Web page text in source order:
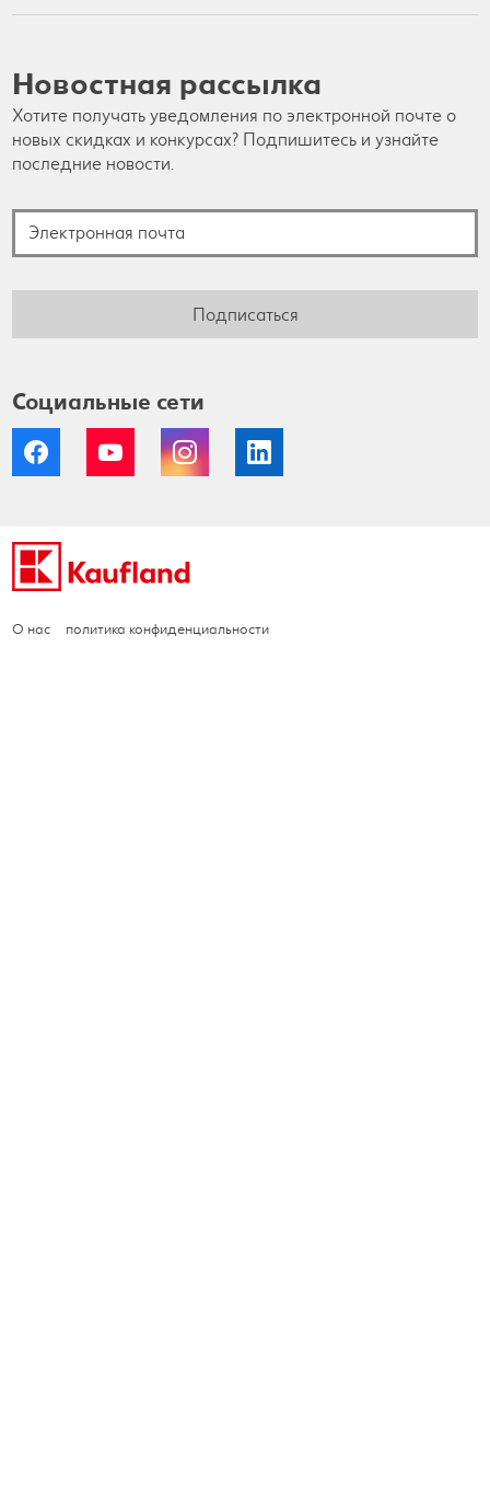
Новостная рассылка
Хотите получать уведомления по электронной почте о
новых скидках и конкурсах? Подпишитесь и узнайте
последние новости.
Подписаться
Социальные сети
Facebook YouTube Instagram
О нас политика конфиденциальности